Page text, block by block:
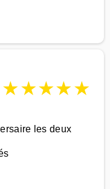
★★★★★
les deux